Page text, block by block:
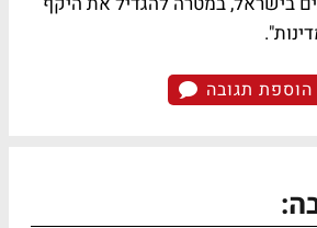
הוספת תגובה